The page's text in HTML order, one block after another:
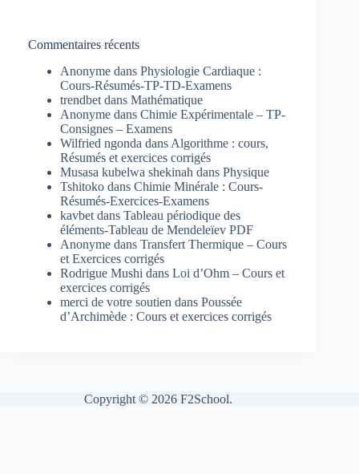
Commentaires récents
Anonyme dans Physiologie Cardiaque :
Cours-Résumés-TP-TD-Examens
trendbet dans Mathématique
Anonyme dans Chimie Expérimentale – TP-
Consignes – Examens
Wilfried ngonda dans Algorithme : cours,
Résumés et exercices corrigés
Musasa kubelwa shekinah dans Physique
Tshitoko dans Chimie Minérale : Cours-
Résumés-Exercices-Examens
kavbet dans Tableau périodique des
éléments-Tableau de Mendeleïev PDF
Anonyme dans Transfert Thermique – Cours
et Exercices corrigés
Rodrigue Mushi dans Loi d’Ohm – Cours et
exercices corrigés
merci de votre soutien dans Poussée
d’Archimède : Cours et exercices corrigés
Copyright © 2026 F2School.